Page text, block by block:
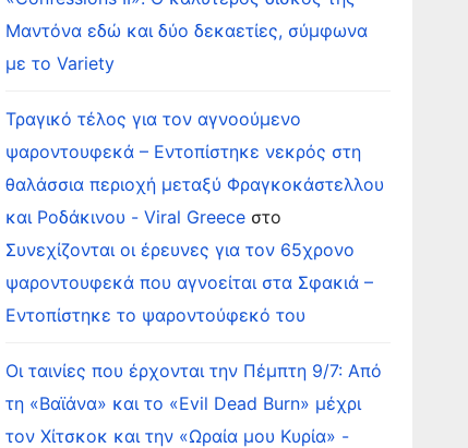
Μαντόνα εδώ και δύο δεκαετίες, σύμφωνα
με το Variety
Τραγικό τέλος για τον αγνοούμενο
ψαροντουφεκά – Εντοπίστηκε νεκρός στη
θαλάσσια περιοχή μεταξύ Φραγκοκάστελλου
και Ροδάκινου - Viral Greece στο
Συνεχίζονται οι έρευνες για τον 65χρονο
ψαροντουφεκά που αγνοείται στα Σφακιά –
Εντοπίστηκε το ψαροντούφεκό του
Οι ταινίες που έρχονται την Πέμπτη 9/7: Από
τη «Βαϊάνα» και το «Evil Dead Burn» μέχρι
τον Χίτσκοκ και την «Ωραία μου Κυρία» -